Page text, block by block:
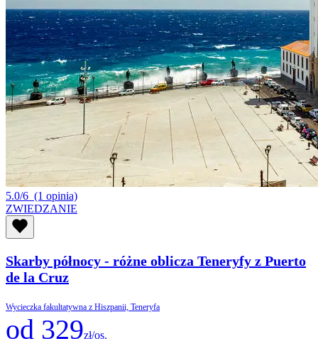
5.0/6 (1 opinia)
ZWIEDZANIE
Skarby północy - różne oblicza Teneryfy z Puerto
de la Cruz
Wycieczka fakultatywna z Hiszpanii, Teneryfa
od 329zł/os.